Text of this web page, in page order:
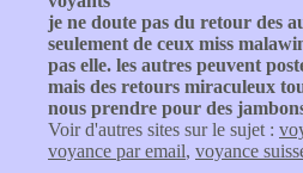
je ne doute pas du retour des
seulement de ceux miss
pas elle. les autres peuvent
mais des retours miraculeux
nous prendre pour des
Voir d'autres sites sur le sujet :
voyance par email, voyance